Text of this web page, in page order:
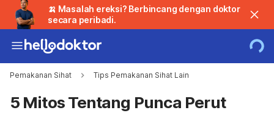
🍌 Masalah ereksi? Berbincang dengan doktor
secara peribadi.
Pemakanan Sihat Tips Pemakanan Sihat Lain
5 Mitos Tentang Punca Perut